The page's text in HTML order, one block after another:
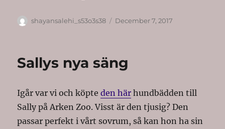
Author
shayansalehi_s53o3s38
Posted
December 7, 2017
Sallys nya säng
Igår var vi och köpteden här hundbädden till
Sally på Arken Zoo. Visst är den tjusig? Den
passar perfekt i vårt sovrum, så kan hon ha sin